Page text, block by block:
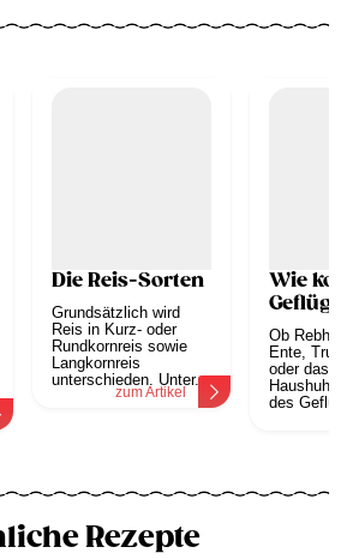
Die Reis-Sorten
Grundsätzlich wird
Reis in Kurz- oder
Rundkornreis sowie
Langkornreis
unterschieden. Unter...
zum Artikel
Wie
Ob
Ente,
oder das
des
Rezepte